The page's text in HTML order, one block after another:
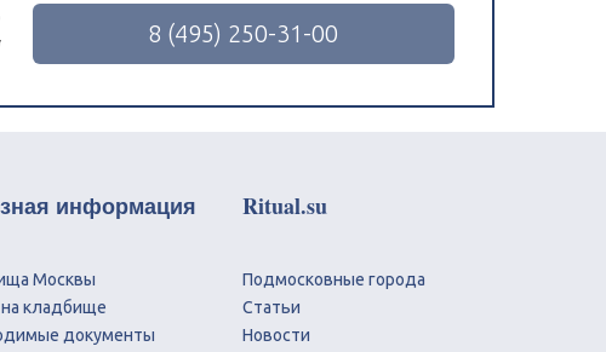
8 (495) 250-31-00
информация
Москвы
кладбище
документы
Ritual.su
Подмосковные города
Статьи
Новости